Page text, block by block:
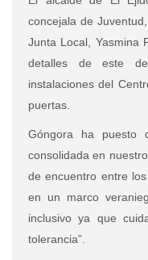
concejala de
Junta Local, Yasmina
detalles de este
instalaciones del
puertas.
Góngora ha puesto
consolidada en
de encuentro entre
en un marco
inclusivo ya que
tolerancia”.